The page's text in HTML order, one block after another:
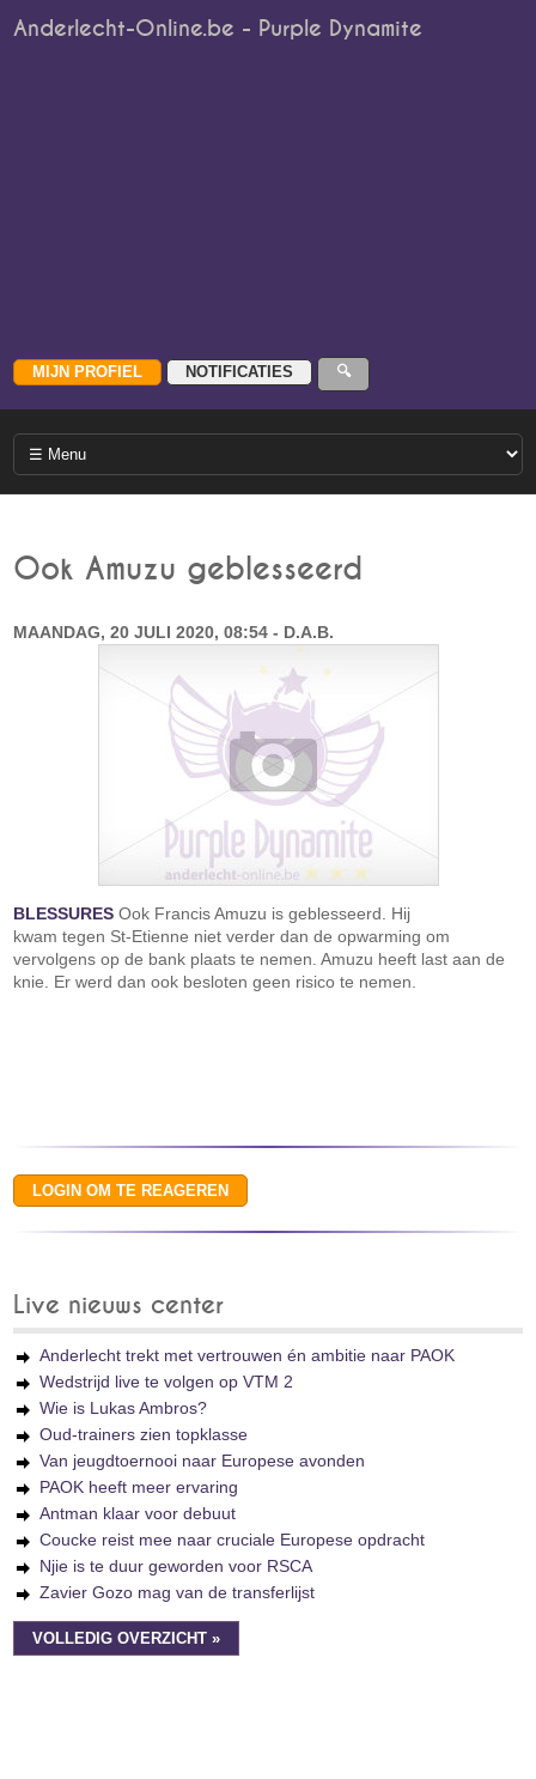
Anderlecht-Online.be - Purple Dynamite
Ook Amuzu geblesseerd
MAANDAG, 20 JULI 2020, 08:54 - D.A.B.
BLESSURES Ook Francis Amuzu is geblesseerd. Hij
kwam tegen St-Etienne niet verder dan de opwarming om
vervolgens op de bank plaats te nemen. Amuzu heeft last aan de
knie. Er werd dan ook besloten geen risico te nemen.
Live nieuws center
Anderlecht trekt met vertrouwen én ambitie naar PAOK
Wedstrijd live te volgen op VTM 2
Wie is Lukas Ambros?
Oud-trainers zien topklasse
Van jeugdtoernooi naar Europese avonden
PAOK heeft meer ervaring
Antman klaar voor debuut
Coucke reist mee naar cruciale Europese opdracht
Njie is te duur geworden voor RSCA
Zavier Gozo mag van de transferlijst
VOLLEDIG OVERZICHT »